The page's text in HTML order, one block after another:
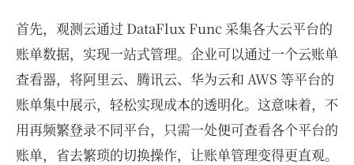
首先，观测云通过 DataFlux Func 采集各大云平台的
账单数据，实现一站式管理。企业可以通过一个云账单
查看器，将阿里云、腾讯云、华为云和 AWS 等平台的
账单集中展示，轻松实现成本的透明化。这意味着，不
用再频繁登录不同平台，只需一处便可查看各个平台的
账单，省去繁琐的切换操作，让账单管理变得更直观。